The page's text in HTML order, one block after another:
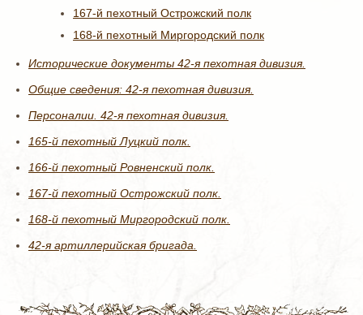
167-й пехотный Острожский полк
168-й пехотный Миргородский полк
Исторические документы 42-я пехотная дивизия.
Общие сведения: 42-я пехотная дивизия.
Персоналии. 42-я пехотная дивизия.
165-й пехотный Луцкий полк.
166-й пехотный Ровненский полк.
167-й пехотный Острожский полк.
168-й пехотный Миргородский полк.
42-я артиллерийская бригада.